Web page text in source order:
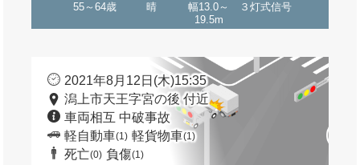
55～64歳 晴
幅13.0～
19.5m
３灯式信号
2021年8月12日(木)15:35
潟上市天王字宮の後 付近
車両相互 中破事故
軽自動車(1) 軽貨物車(1)
死亡(0) 負傷(1)